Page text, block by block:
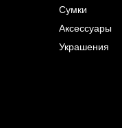
Сумки
Аксессуары
Украшения